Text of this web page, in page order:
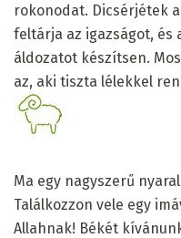
rokonodat. Dicsérjétek
feltárja az igazságot,
áldozatot készítsen.
az, aki tiszta lélekkel
Ma egy nagyszerű
Találkozzon vele egy
Allahnak! Békét